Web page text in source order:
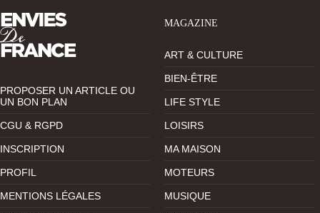
PROPOSER UN ARTICLE OU
UN BON PLAN
CGU & RGPD
INSCRIPTION
PROFIL
MENTIONS LÉGALES
MAGAZINE
ART & CULTURE
BIEN-ÊTRE
LIFE STYLE
LOISIRS
MA MAISON
MOTEURS
MUSIQUE